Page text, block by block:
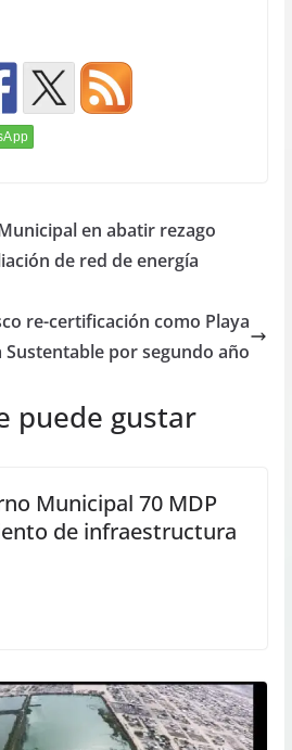
en abatir rezago
de red de energía
re-certificación como Playa
Sustentable por segundo año
puede gustar
Municipal 70 MDP
de infraestructura